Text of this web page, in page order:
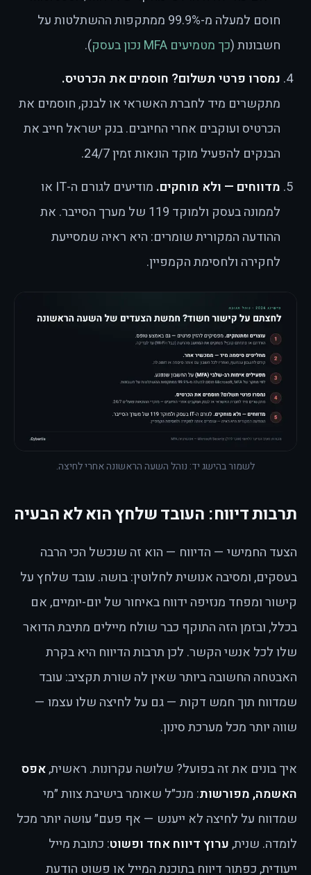
חוסם למעלה מ-99.9% ממתקפות ההשתלטות על
חשבונות (כך מטמיעים MFA נכון בעסק
).
נמסרו פרטי תשלום? חוסמים את הכרטיס.
מתקשרים מיד לחברת האשראי או לבנק, חוסמים את
הכרטיס ועוקבים אחרי החיובים. בנק ישראל חייב את
הבנקים להפעיל מוקד הונאות זמין 24/7.
מדווחים — ולא מוחקים.
מודיעים לגורם ה-IT או
לממונה בעסק ולמוקד 119 של מערך הסייבר. את
ההודעה המקורית שומרים: היא ראיה שמסייעת
לחקירה ולחסימת הקמפיין.
לשמור בהישג יד: נוהל השעה הראשונה אחרי לחיצה.
תרבות דיווח: העובד שלחץ הוא לא הבעיה
הצעד החמישי — הדיווח — הוא זה שנכשל הכי הרבה
בעסקים, ומסיבה אנושית לחלוטין: בושה. עובד שלחץ על
קישור ומפחד מנזיפה ידווח באיחור של יום-יומיים, אם
בכלל, ובזמן הזה התוקף כבר שולח מיילים מתיבת הדואר
שלו לכל אנשי הקשר. לכן תרבות הדיווח היא בקרת
האבטחה החשובה ביותר שאין לה שורת תקציב: עובד
שמדווח תוך חמש דקות — גם על לחיצה שלו עצמו —
שווה יותר מכל מערכת סינון.
איך בונים את זה בפועל? שלושה עקרונות. ראשית,אפס
האשמה, מפורשות: מנכ״ל שאומר בישיבת צוות ״מי
שמדווח על לחיצה לא ייענש — אף פעם״ עושה יותר מכל
לומדה. שנית,ערוץ דיווח אחד ופשוט: כתובת מייל
ייעודית, כפתור דיווח בתוכנת המייל או פשוט הודעת